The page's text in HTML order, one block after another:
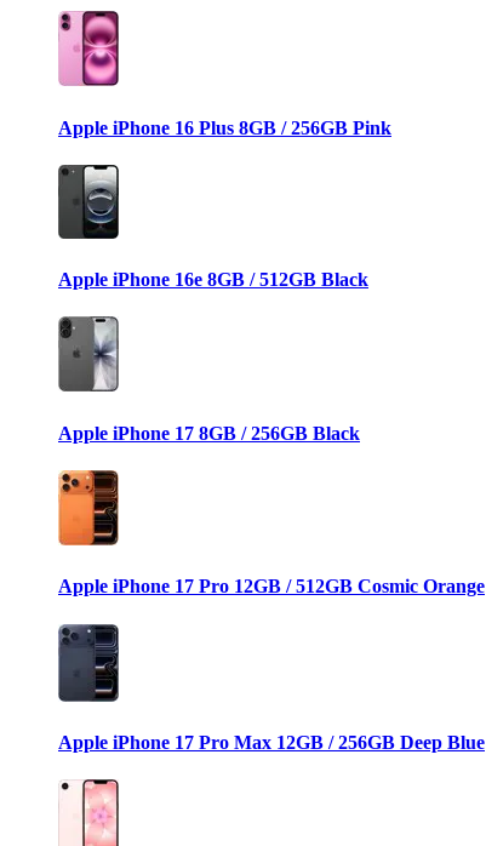
Apple iPhone 16 Plus 8GB / 256GB Pink
Apple iPhone 16e 8GB / 512GB Black
Apple iPhone 17 8GB / 256GB Black
Apple iPhone 17 Pro 12GB / 512GB Cosmic Orange
Apple iPhone 17 Pro Max 12GB / 256GB Deep Blue